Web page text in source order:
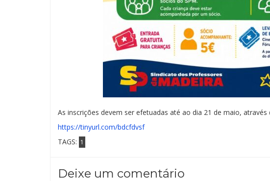
As inscrições devem ser efetuadas até ao dia 21 de maio, através
https://tinyurl.com/bdcfdvsf
TAGS: 1
Deixe um comentário